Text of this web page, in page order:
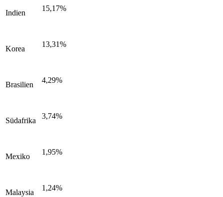
Indien
15,17%
Korea
13,31%
Brasilien
4,29%
Südafrika
3,74%
Mexiko
1,95%
Malaysia
1,24%